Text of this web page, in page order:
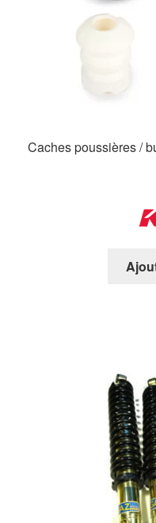
Caches poussières /